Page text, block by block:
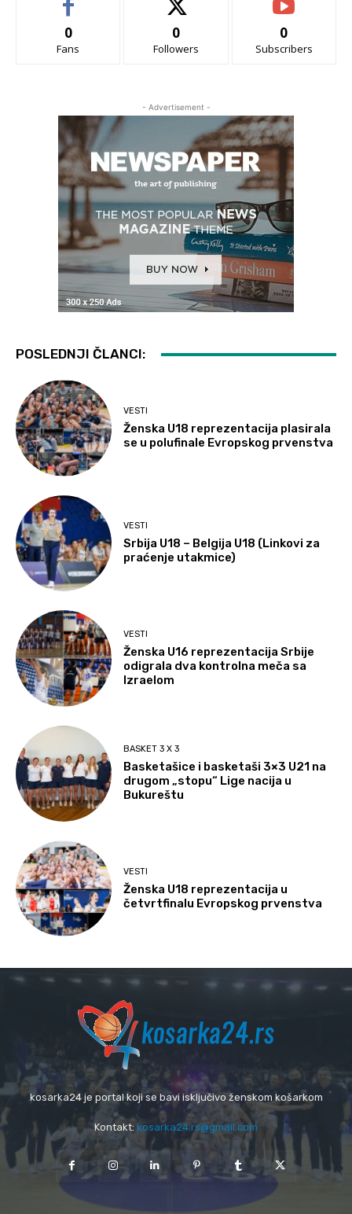
0
Fans
0
Followers
0
Subscribers
- Advertisement -
POSLEDNJI ČLANCI:
VESTI
Ženska U18 reprezentacija plasirala
se u polufinale Evropskog prvenstva
VESTI
Srbija U18 – Belgija U18 (Linkovi za
praćenje utakmice)
VESTI
Ženska U16 reprezentacija Srbije
odigrala dva kontrolna meča sa
Izraelom
BASKET 3 X 3
Basketašice i basketaši 3×3 U21 na
drugom „stopu“ Lige nacija u
Bukureštu
VESTI
Ženska U18 reprezentacija u
četvrtfinalu Evropskog prvenstva
kosarka24 je portal koji se bavi isključivo ženskom košarkom
Kontakt: kosarka24.rs@gmail.com